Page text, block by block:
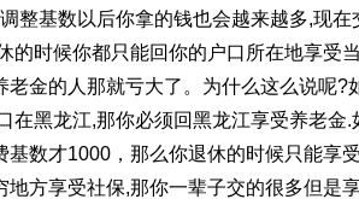
整基数以后你拿的钱也会越来越多,现在
的时候你都只能回你的户口所在地享受
老金的人那就亏大了。为什么这么说呢?
在黑龙江,那你必须回黑龙江享受养老金.
基数才1000 ，那么你退休的时候只能享受
地方享受社保,那你一辈子交的很多但是